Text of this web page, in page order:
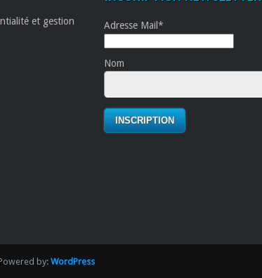
et gestion
Adresse Mail*
Nom
by: WordPress